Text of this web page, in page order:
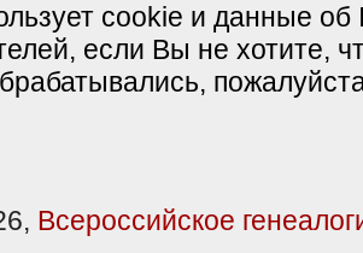
cookie и данные об
если Вы не хотите,
Всероссийское